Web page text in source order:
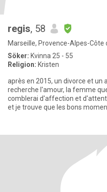
regis, 58
Marseille, Provence-Alpes-Côte
Söker: Kvinna 25 - 55
Religion: Kristen
après en 2015, un divorce et un
recherche l'amour, la femme
comblerai d'affection et
et je trouve que les bons